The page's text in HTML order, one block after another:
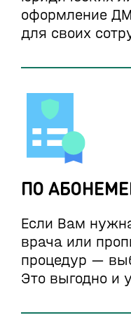
оформление
для своих
ПО
Если Вам
врача или
процедур —
Это выгодно и